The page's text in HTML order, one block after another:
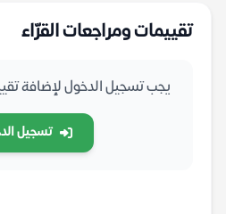
تقييمات ومراجعات القرّاء
يجب تسجيل الدخول لإضافة
تسجيل